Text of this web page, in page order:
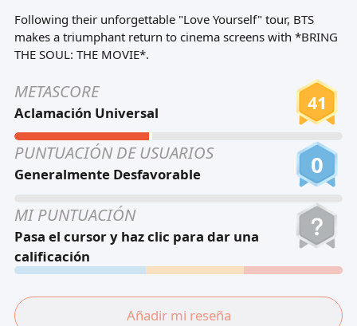
ਪੰਜਾਬੀ
Following their unforgettable "Love Yourself" tour, BTS
makes a triumphant return to cinema screens with *BRING
THE SOUL: THE MOVIE*.
METASCORE
Aclamación Universal 41
PUNTUACIÓN DE USUARIOS
Generalmente Desfavorable 0
MI PUNTUACIÓN
Pasa el cursor y haz clic para dar una
calificación
Añadir mi reseña